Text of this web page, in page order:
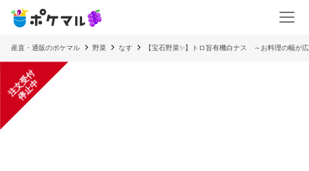
産直・通販のポケマル 野菜 なす 【宝石野菜✨】トロ旨有機白ナス ～お料理の幅が
注
文
受
付
停
止
中